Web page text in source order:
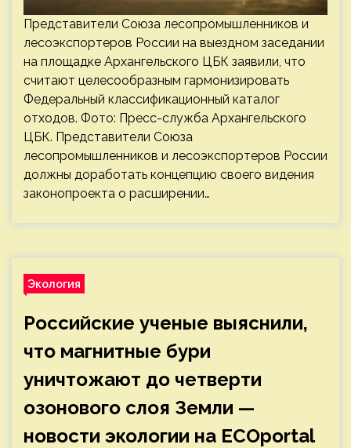
Представители Союза лесопромышленников и
лесоэкспортеров России на выездном заседании
на площадке Архангельского ЦБК заявили, что
считают целесообразным гармонизировать
Федеральный классификационный каталог
отходов. Фото: Пресс-служба Архангельского
ЦБК. Представители Союза
лесопромышленников и лесоэкспортеров России
должны доработать концепцию своего видения
законопроекта о расширении…
Экология
Российские ученые выяснили,
что магнитные бури
уничтожают до четверти
озонового слоя Земли —
новости экологии на ECOportal